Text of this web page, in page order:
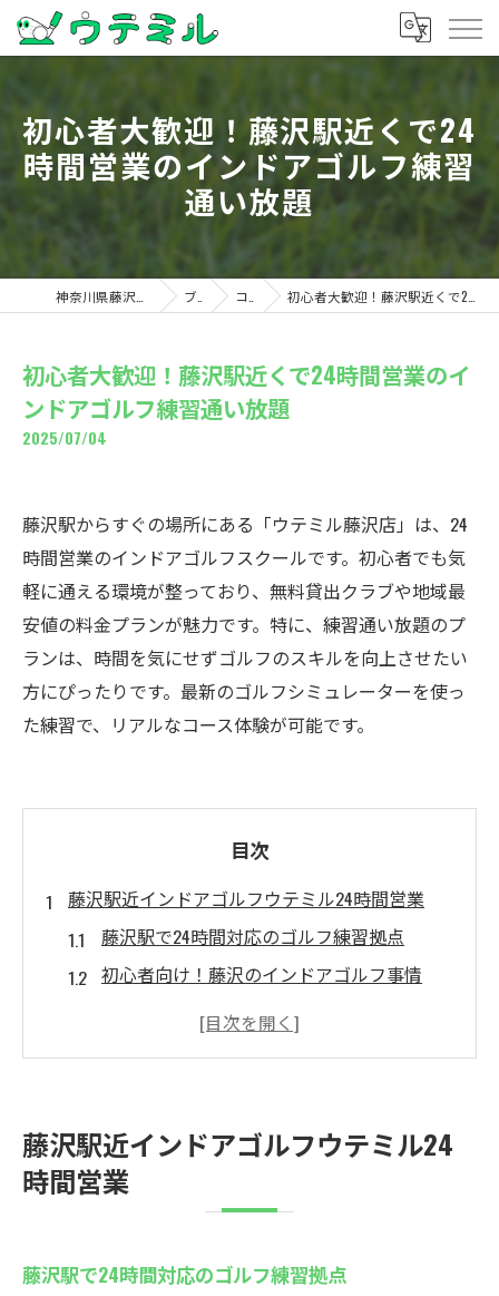
初心者大歓迎！藤沢駅近くで24
時間営業のインドアゴルフ練習
通い放題
ブログ コラム 初心者大歓迎！藤沢駅近くで24時間営業のインドアゴルフ練習通い放題
初心者大歓迎！藤沢駅近くで24時間営業のイ
ンドアゴルフ練習通い放題
2025/07/04
藤沢駅からすぐの場所にある「ウテミル藤沢店」は、24
時間営業のインドアゴルフスクールです。初心者でも気
軽に通える環境が整っており、無料貸出クラブや地域最
安値の料金プランが魅力です。特に、練習通い放題のプ
ランは、時間を気にせずゴルフのスキルを向上させたい
方にぴったりです。最新のゴルフシミュレーターを使っ
た練習で、リアルなコース体験が可能です。
目次
藤沢駅近インドアゴルフウテミル24時間営業
藤沢駅で24時間対応のゴルフ練習拠点
初心者向け！藤沢のインドアゴルフ事情
藤沢駅近くで練習通い放題の魅力とは
インドアゴルフで初心者安心！藤沢駅近
初心者必見！藤沢駅インドアゴルフ
初心者歓迎！藤沢で手軽にゴルフデビュー
初心者でも安心！藤沢でゴルフ練習スター
藤沢駅近インドアゴルフウテミル24
時間営業
藤沢駅で24時間対応のゴルフ練習拠点